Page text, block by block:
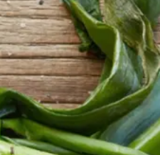
CatalanskCatalansk
bønnesalatbønnesala
t medmed
grilledegrillede
grøntsagergrøntsage
r ogog salbitxada-
saucesalbitxada-
sauce